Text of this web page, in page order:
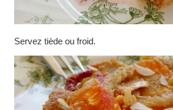
Servez tiède ou froid.